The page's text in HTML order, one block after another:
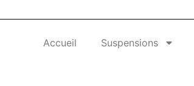
Accueil Suspensions